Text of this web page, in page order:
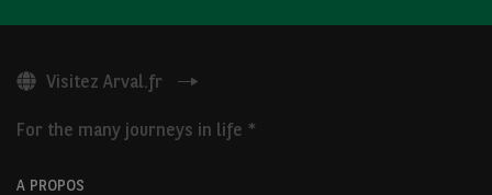
Visitez Arval.fr
For the many journeys in life *
A PROPOS